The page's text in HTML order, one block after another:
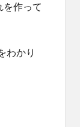
作って
わかり